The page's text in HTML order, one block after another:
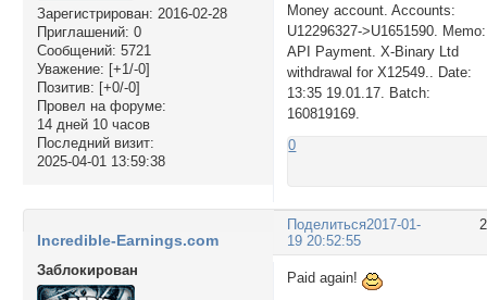
Зарегистрирован: 2016-02-28
Приглашений: 0
Сообщений: 5721
Уважение: [+1/-0]
Позитив: [+0/-0]
Провел на форуме:
14 дней 10 часов
Последний визит:
2025-04-01 13:59:38
Money account. Accounts:
U12296327->U1651590. Memo:
API Payment. X-Binary Ltd
withdrawal for X12549.. Date:
13:35 19.01.17. Batch:
160819169.
0
Поделиться2017-01-
19 20:52:55
Incredible-Earnings.com
Заблокирован
Paid again!